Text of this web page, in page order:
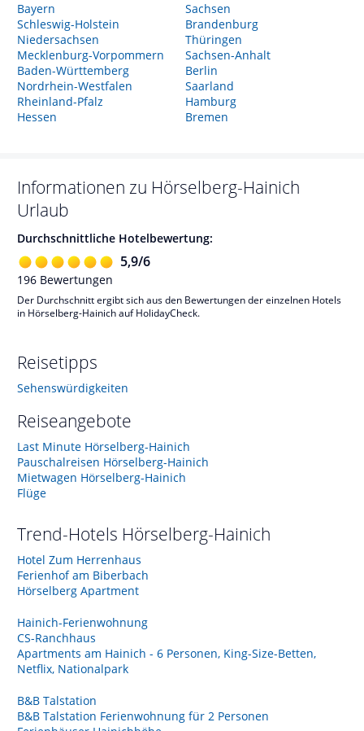
Bayern
Schleswig-Holstein
Niedersachsen
Mecklenburg-Vorpommern
Baden-Württemberg
Nordrhein-Westfalen
Rheinland-Pfalz
Hessen
Sachsen
Brandenburg
Thüringen
Sachsen-Anhalt
Berlin
Saarland
Hamburg
Bremen
Informationen zu Hörselberg-Hainich
Urlaub
Durchschnittliche Hotelbewertung:
5,9/6
196 Bewertungen
Der Durchschnitt ergibt sich aus den Bewertungen der einzelnen Hotels
in Hörselberg-Hainich auf HolidayCheck.
Reisetipps
Sehenswürdigkeiten
Reiseangebote
Last Minute Hörselberg-Hainich
Pauschalreisen Hörselberg-Hainich
Mietwagen Hörselberg-Hainich
Flüge
Trend-Hotels Hörselberg-Hainich
Hotel Zum Herrenhaus
Ferienhof am Biberbach
Hörselberg Apartment
Hainich-Ferienwohnung
CS-Ranchhaus
Apartments am Hainich - 6 Personen, King-Size-Betten,
Netflix, Nationalpark
B&B Talstation
B&B Talstation Ferienwohnung für 2 Personen